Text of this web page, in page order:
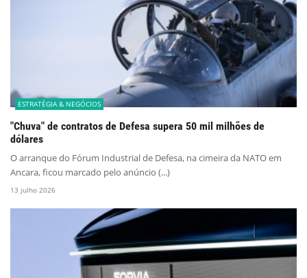
ESTRATÉGIA & NEGÓCIOS
"Chuva" de contratos de Defesa supera 50 mil milhões de
dólares
O arranque do Fórum Industrial de Defesa, na cimeira da NATO em
Ancara, ficou marcado pelo anúncio (...)
13 julho 2026